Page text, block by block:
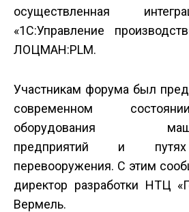
осуществленная
«1С:Управление
ЛОЦМАН:PLM.
Участникам форума был
современном
оборудования
предприятий и путях
перевооружения. С этим
директор разработки НТЦ
Вермель.